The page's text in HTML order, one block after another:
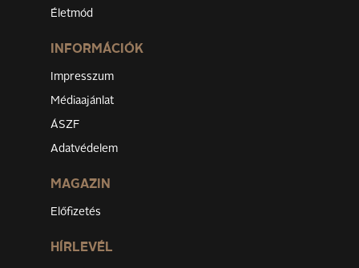
Életmód
INFORMÁCIÓK
Impresszum
Médiaajánlat
ÁSZF
Adatvédelem
MAGAZIN
Előfizetés
HÍRLEVÉL